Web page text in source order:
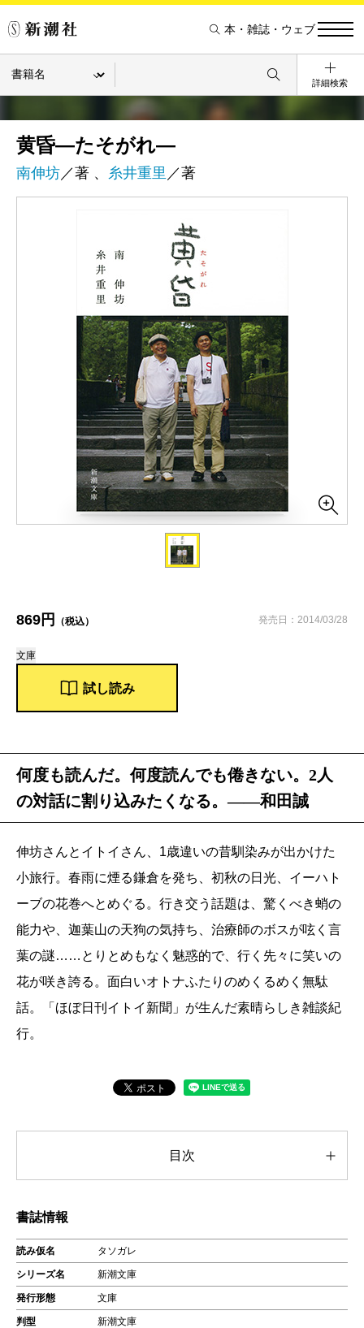
本・雑誌・ウェブ
詳細検索
黄昏―たそがれ―
南伸坊／著 、 糸井重里 ／著
869円 （税込） 発売日：2014/03/28
文庫
試し読み
何度も読んだ。何度読んでも倦きない。2人
の対話に割り込みたくなる。――和田誠
伸坊さんとイトイさん、1歳違いの昔馴染みが出かけた
小旅行。春雨に煙る鎌倉を発ち、初秋の日光、イーハト
ーブの花巻へとめぐる。行き交う話題は、驚くべき蛸の
能力や、迦葉山の天狗の気持ち、治療師のボスが呟く言
葉の謎……とりとめもなく魅惑的で、行く先々に笑いの
花が咲き誇る。面白いオトナふたりのめくるめく無駄
話。「ほぼ日刊イトイ新聞」が生んだ素晴らしき雑談紀
行。
目次
書誌情報
読み仮名 タソガレ
シリーズ名 新潮文庫
発行形態 文庫
判型 新潮文庫